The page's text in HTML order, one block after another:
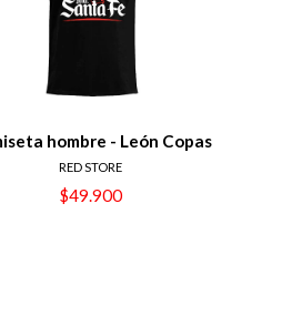
hombre - León Copas
RED STORE
$49.900